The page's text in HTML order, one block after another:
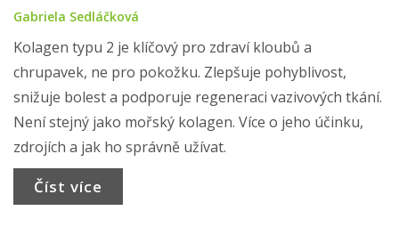
Gabriela Sedláčková
Kolagen typu 2 je klíčový pro zdraví kloubů a
chrupavek, ne pro pokožku. Zlepšuje pohyblivost,
snižuje bolest a podporuje regeneraci vazivových tkání.
Není stejný jako mořský kolagen. Více o jeho účinku,
zdrojích a jak ho správně užívat.
Číst více